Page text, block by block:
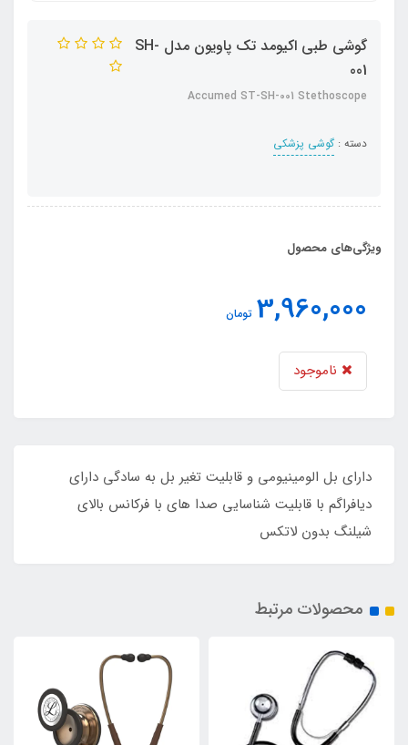
گوشی طبی اکیومد تک پاویون مدل SH-
001
Accumed ST-SH-001 Stethoscope
دسته : گوشی پزشکی
ویژگی‌های محصول
3,960,000 تومان
ناموجود
دارای بل الومینیومی و قابلیت تغیر بل به سادگی دارای
دیافراگم با قابلیت شناسایی صدا های با فرکانس بالای
شیلنگ بدون لاتکس
محصولات مرتبط